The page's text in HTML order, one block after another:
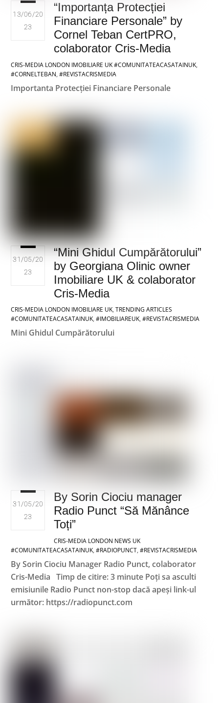
13/06/20
23
“Importanța Protecției
Financiare Personale” by
Cornel Teban CertPRO,
colaborator Cris-Media
CRIS-MEDIA LONDON IMOBILIARE UK #COMUNITATEACASATAINUK,
#CORNELTEBAN,#REVISTACRISMEDIA
Importanta Protecției Financiare Personale
31/05/20
23
“Mini Ghidul Cumpărătorului”
by Georgiana Olinic owner
Imobiliare UK & colaborator
Cris-Media
CRIS-MEDIA LONDON IMOBILIARE UK,TRENDING ARTICLES
#COMUNITATEACASATAINUK,#IMOBILIAREUK,#REVISTACRISMEDIA
Mini Ghidul Cumpărătorului
31/05/20
23
By Sorin Ciociu manager
Radio Punct “Să Mănânce
Toți”
CRIS-MEDIA LONDON NEWS UK
#COMUNITATEACASATAINUK,#RADIOPUNCT,#REVISTACRISMEDIA
By Sorin Ciociu Manager Radio Punct, colaborator
Cris-Media Timp de citire: 3 minute Poți sa asculti
emisiunile Radio Punct non-stop dacă apeși link-ul
următor: https://radiopunct.com